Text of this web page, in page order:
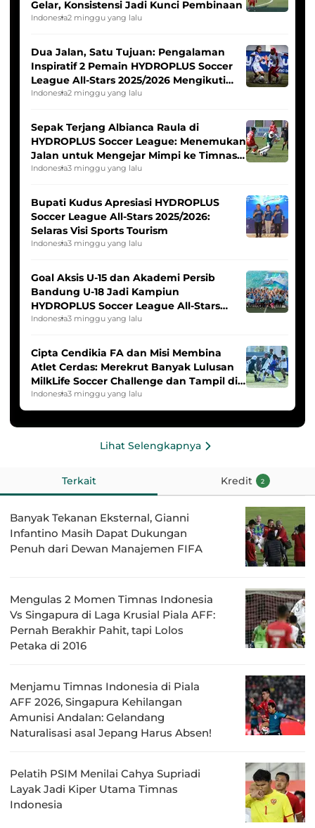
Gelar, Konsistensi Jadi Kunci Pembinaan
Indonesia2 minggu yang lalu
Dua Jalan, Satu Tujuan: Pengalaman
Inspiratif 2 Pemain HYDROPLUS Soccer
League All-Stars 2025/2026 Mengikuti
Seleksi Timnas Indonesia Putri
Indonesia2 minggu yang lalu
Sepak Terjang Albianca Raula di
HYDROPLUS Soccer League: Menemukan
Jalan untuk Mengejar Mimpi ke Timnas
Indonesia Putri
Indonesia3 minggu yang lalu
Bupati Kudus Apresiasi HYDROPLUS
Soccer League All-Stars 2025/2026:
Selaras Visi Sports Tourism
Indonesia3 minggu yang lalu
Goal Aksis U-15 dan Akademi Persib
Bandung U-18 Jadi Kampiun
HYDROPLUS Soccer League All-Stars
2025/2026
Indonesia3 minggu yang lalu
Cipta Cendikia FA dan Misi Membina
Atlet Cerdas: Merekrut Banyak Lulusan
MilkLife Soccer Challenge dan Tampil di
HYDROPLUS Soccer League
Indonesia3 minggu yang lalu
Lihat Selengkapnya
Terkait Kredit 2
Banyak Tekanan Eksternal, Gianni
Infantino Masih Dapat Dukungan
Penuh dari Dewan Manajemen FIFA
Mengulas 2 Momen Timnas Indonesia
Vs Singapura di Laga Krusial Piala AFF:
Pernah Berakhir Pahit, tapi Lolos
Petaka di 2016
Menjamu Timnas Indonesia di Piala
AFF 2026, Singapura Kehilangan
Amunisi Andalan: Gelandang
Naturalisasi asal Jepang Harus Absen!
Pelatih PSIM Menilai Cahya Supriadi
Layak Jadi Kiper Utama Timnas
Indonesia